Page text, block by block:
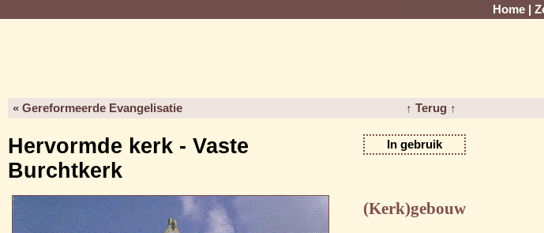
Home
« Gereformeerde Evangelisatie ↑ Terug ↑
Hervormde kerk - Vaste
Burchtkerk
In gebruik
(Kerk)gebouw